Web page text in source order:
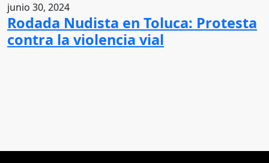
junio 30, 2024
Rodada Nudista en Toluca: Protesta
contra la violencia vial